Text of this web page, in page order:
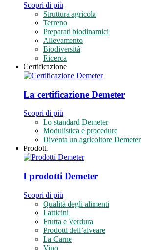
Scopri di più
Struttura agricola
Terreno
Preparati biodinamici
Allevamento
Biodiversità
Ricerca
Certificazione
La certificazione Demeter
Scopri di più
Lo standard Demeter
Modulistica e procedure
Diventa un agricoltore Demeter
Prodotti
I prodotti Demeter
Scopri di più
Qualità degli alimenti
Latticini
Frutta e Verdura
Prodotti dell’alveare
La Carne
Vino